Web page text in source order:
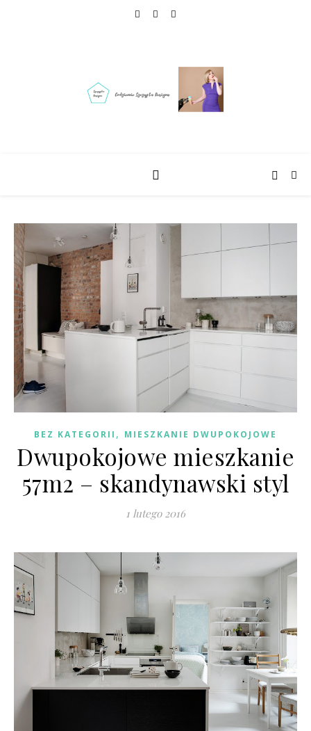
BEZ KATEGORII , MIESZKANIE DWUPOKOJOWE
Dwupokojowe mieszkanie
57m2 – skandynawski styl
1 lutego 2016